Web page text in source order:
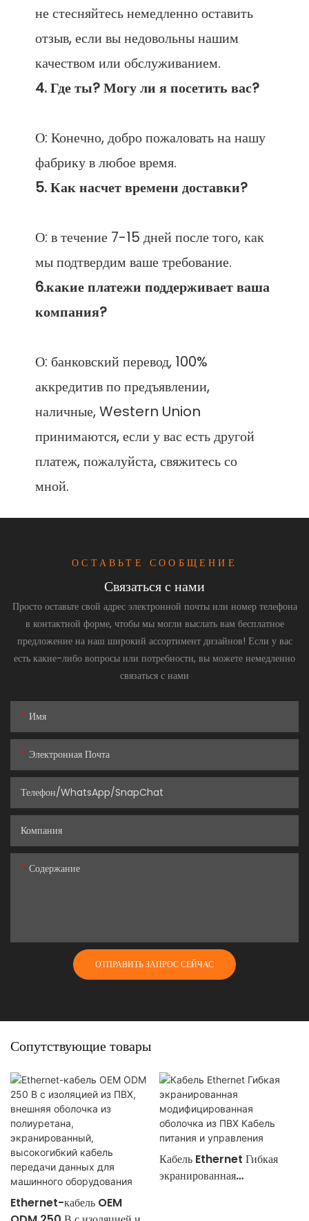
не стесняйтесь немедленно оставить
отзыв, если вы недовольны нашим
О: Конечно, добро пожаловать на нашу
О: в течение 7-15 дней после того, как
6.какие платежи поддерживает ваша
О: банковский перевод, 100%
аккредитив по предъявлении,
наличные, Western Union
принимаются, если у вас есть другой
платеж, пожалуйста, свяжитесь со
ОСТАВЬТЕ СООБЩЕНИЕ
Связаться с нами
Просто оставьте свой адрес электронной почты или номер телефона
в контактной форме, чтобы мы могли выслать вам бесплатное
предложение на наш широкий ассортимент дизайнов! Если у вас
есть какие-либо вопросы или потребности, вы можете немедленно
связаться с нами
Имя
Электронная Почта
Телефон/WhatsApp/SnapChat
Компания
Содержание
ОТПРАВИТЬ ЗАПРОС СЕЙЧАС
Сопутствующие товары
Ethernet-кабель OEM
Кабель Ethernet Гибкая
экранированная